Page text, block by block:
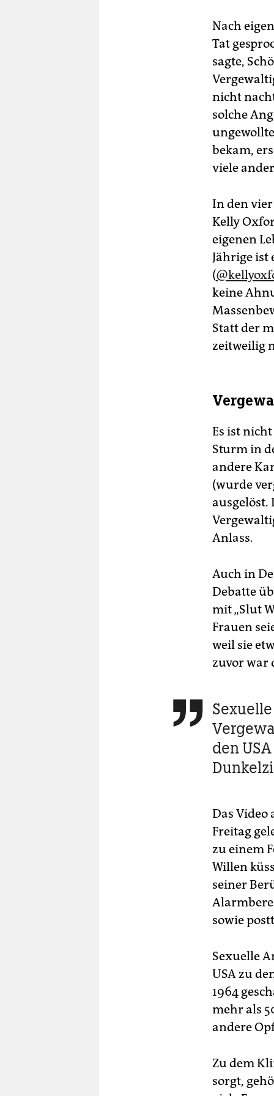
Nach
Tat
sagte,
nicht
solche
bekam,
viele
In den
Kelly
eigenen
Jährige ist
(
keine
Statt der
zeitweilig
Es ist
Sturm in
andere
(wurde
ausgelöst.
Anlass.
Auch in
Debatte
mit „Slut
Frauen
weil sie
zuvor war

den
Das Video
Freitag
zu einem
Willen
seiner
sowie
Sexuelle
USA zu
1964
mehr als
andere
Zu dem
sorgt,